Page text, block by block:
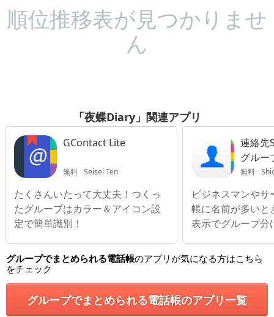
順位推移表が見つかりませ
ん
「夜蝶Diary」関連アプリ
GContact Lite
無料 Seisei Ten
たくさんいたって大丈夫！つくっ
たグループはカラー＆アイコン設
定で簡単識別！
連絡先
グルー
無料
ビジネスマンや
帳に名前が多いと
表示でグループ分
グループでまとめられる電話帳のアプリが気になる方はこちら
をチェック
グループでまとめられる電話帳のアプリ一覧